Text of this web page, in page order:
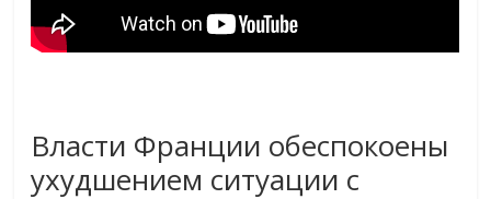
Власти Франции обеспокоены
ухудшением ситуации с